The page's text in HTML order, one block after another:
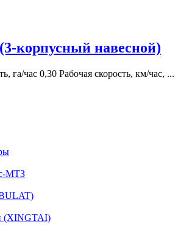
корпусный навесной)
га/час 0,30 Рабочая скорость, км/час, ...
МТЗ
(XINGTAI)